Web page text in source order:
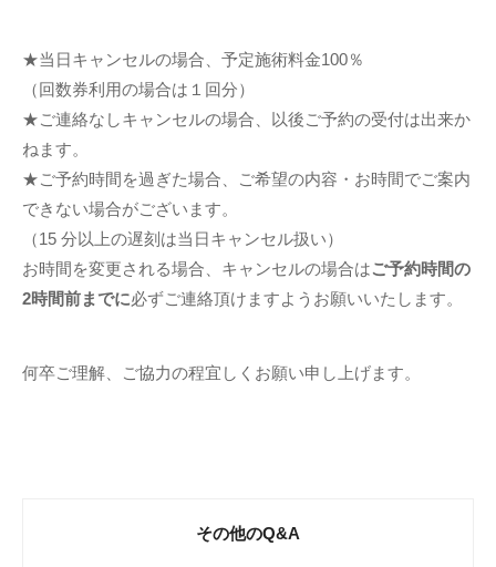
★当日キャンセルの場合、予定施術料金100％
（回数券利用の場合は１回分）
★ご連絡なしキャンセルの場合、以後ご予約の受付は出来か
ねます。
★ご予約時間を過ぎた場合、ご希望の内容・お時間でご案内
できない場合がございます。
（15 分以上の遅刻は当日キャンセル扱い）
お時間を変更される場合、キャンセルの場合はご予約時間の
2時間前までに必ずご連絡頂けますようお願いいたします。
何卒ご理解、ご協力の程宜しくお願い申し上げます。
その他のQ&A